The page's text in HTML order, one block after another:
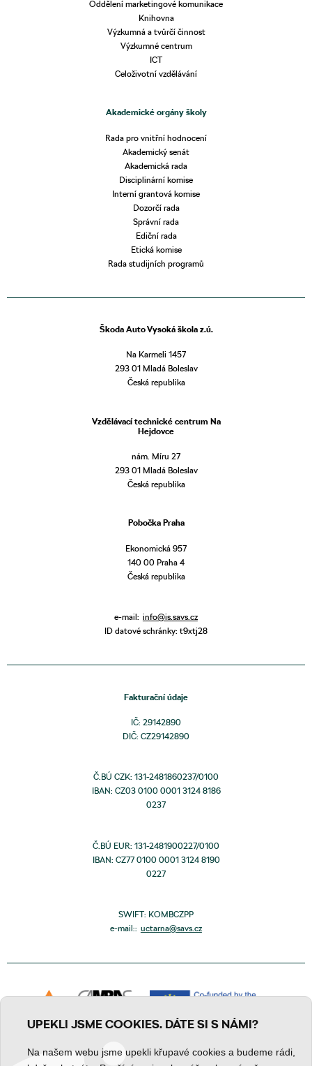
Oddělení marketingové komunikace
Knihovna
Výzkumná a tvůrčí činnost
Výzkumné centrum
ICT
Celoživotní vzdělávání
Akademické orgány školy
Rada pro vnitřní hodnocení
Akademický senát
Akademická rada
Disciplinární komise
Interní grantová komise
Dozorčí rada
Správní rada
Ediční rada
Etická komise
Rada studijních programů
Škoda Auto Vysoká škola z.ú.
Na Karmeli 1457
293 01 Mladá Boleslav
Česká republika
Vzdělávací technické centrum Na
Hejdovce
nám. Míru 27
293 01 Mladá Boleslav
Česká republika
Pobočka Praha
Ekonomická 957
140 00 Praha 4
Česká republika
e-mail: info@is.savs.cz
ID datové schránky: t9xtj28
Fakturační údaje
IČ: 29142890
DIČ: CZ29142890
Č.BÚ CZK: 131-2481860237/0100
IBAN: CZ03 0100 0001 3124 8186
0237
Č.BÚ EUR: 131-2481900227/0100
IBAN: CZ77 0100 0001 3124 8190
0227
SWIFT: KOMBCZPP
e-mail:: uctarna@savs.cz
UPEKLI JSME COOKIES. DÁTE SI S NÁMI?
Na našem webu jsme upekli křupavé cookies a budeme rádi,